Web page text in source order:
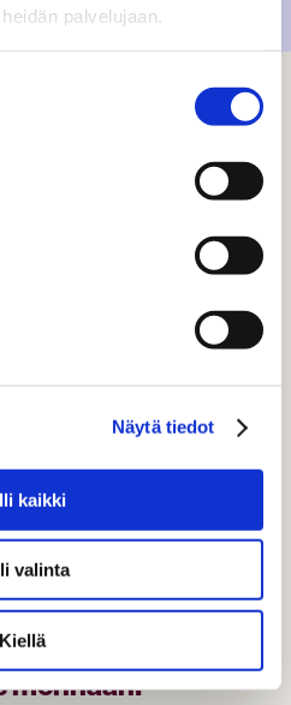
palvelujaan.
Näytä tiedot
kaikki
valinta
Kiellä
kiinni
mennään!